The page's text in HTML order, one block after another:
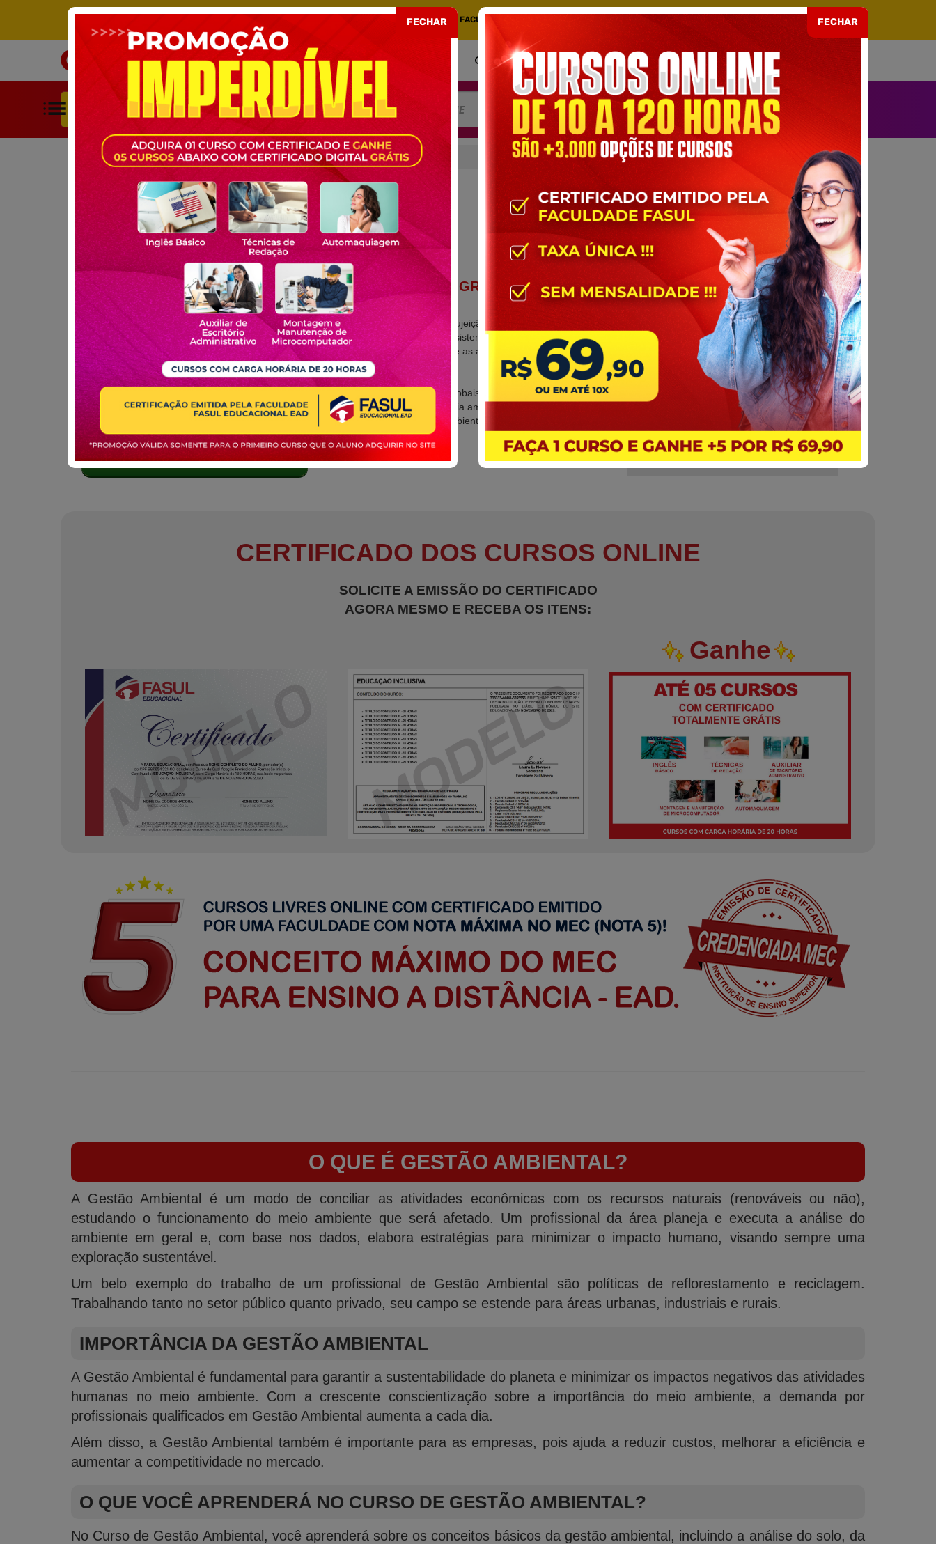
ÚNICO SITE DE CURSOS LIVRES COM CERTIFICADO EMITIDO POR UMA FACULDADE CREDENCIADA NO MEC. PORTARIA EAD Nº 499 DE 08/07/2021
INÍCIO CURSOS COMO FUNCIONA CERTIFICADO ATENDIMENTO SOU ALUNO
BUSCAR POR CATEGORIAS
CURSOS GRATUITOS MEIO AMBIENTE GESTÃO AMBIENTAL
CURSO GRATUITO ONLINE:
GESTÃO AMBIENTAL
MATRICULE-SE
CONTEÚDO PROGRAMÁTICO DO
CURSO
O meio ambiente na sujeição do homem
A terra como um ecossistema
Questões ambientais e as administrações públicas
Agenda 21 Brasileira
Mata Atlântica
Gestões ambientais globais
Educação e consciência ambiental
Sistema de gestão ambiental
CERTIFICADO DOS CURSOS ONLINE
SOLICITE A EMISSÃO DO CERTIFICADO
AGORA MESMO E RECEBA OS ITENS:
Ganhe
O QUE É GESTÃO AMBIENTAL?
A Gestão Ambiental é um modo de conciliar as atividades econômicas com os recursos naturais (renováveis ou não),
estudando o funcionamento do meio ambiente que será afetado. Um profissional da área planeja e executa a análise do
ambiente em geral e, com base nos dados, elabora estratégias para minimizar o impacto humano, visando sempre uma
exploração sustentável.
Um belo exemplo do trabalho de um profissional de Gestão Ambiental são políticas de reflorestamento e reciclagem.
Trabalhando tanto no setor público quanto privado, seu campo se estende para áreas urbanas, industriais e rurais.
IMPORTÂNCIA DA GESTÃO AMBIENTAL
A Gestão Ambiental é fundamental para garantir a sustentabilidade do planeta e minimizar os impactos negativos das atividades
humanas no meio ambiente. Com a crescente conscientização sobre a importância do meio ambiente, a demanda por
profissionais qualificados em Gestão Ambiental aumenta a cada dia.
Além disso, a Gestão Ambiental também é importante para as empresas, pois ajuda a reduzir custos, melhorar a eficiência e
aumentar a competitividade no mercado.
O QUE VOCÊ APRENDERÁ NO CURSO DE GESTÃO AMBIENTAL?
No Curso de Gestão Ambiental, você aprenderá sobre os conceitos básicos da gestão ambiental, incluindo a análise do solo, da
FECHAR FECHAR